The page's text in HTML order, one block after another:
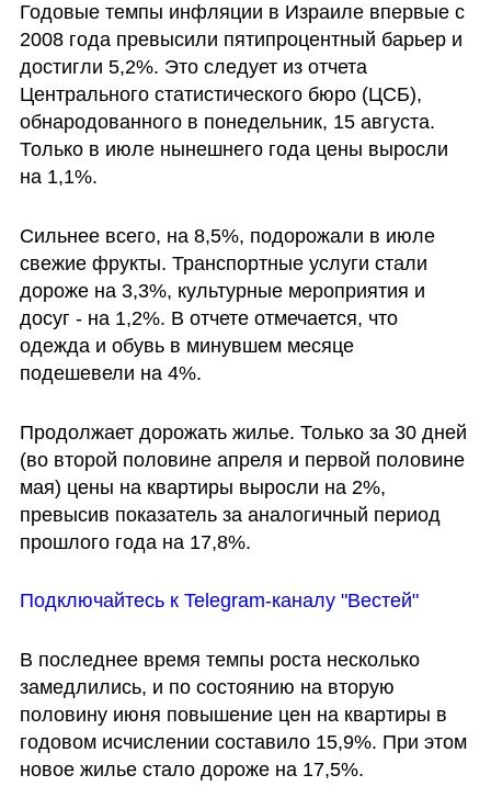
Годовые темпы инфляции в Израиле впервые с
2008 года превысили пятипроцентный барьер и
достигли 5,2%. Это следует из отчета
Центрального статистического бюро (ЦСБ),
обнародованного в понедельник, 15 августа.
Только в июле нынешнего года цены выросли
на 1,1%.
Сильнее всего, на 8,5%, подорожали в июле
свежие фрукты. Транспортные услуги стали
дороже на 3,3%, культурные мероприятия и
досуг - на 1,2%. В отчете отмечается, что
одежда и обувь в минувшем месяце
подешевели на 4%.
Продолжает дорожать жилье. Только за 30 дней
(во второй половине апреля и первой половине
мая) цены на квартиры выросли на 2%,
превысив показатель за аналогичный период
прошлого года на 17,8%.
Подключайтесь к Telegram-каналу "Вестей"
В последнее время темпы роста несколько
замедлились, и по состоянию на вторую
половину июня повышение цен на квартиры в
годовом исчислении составило 15,9%. При этом
новое жилье стало дороже на 17,5%.